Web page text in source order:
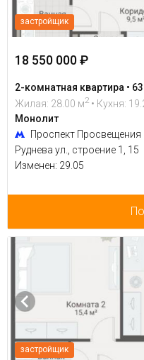
застройщик
18 550 000 ₽
2-комнатная квартира •
Жилая: 28.00 м2 • Кухня:
Монолит
Проспект Просвещения
Руднева ул., строение 1, 15
Изменен: 29.05
застройщик